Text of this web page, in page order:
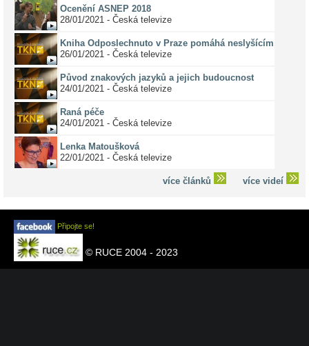
Ocenění ASNEP 2018
28/01/2021 - Česká televize
Kniha Odposlechnuto v Praze pomáhá neslyšícím
26/01/2021 - Česká televize
Původ znakových jazyků a jejich budoucnost
24/01/2021 - Česká televize
Raná péče
24/01/2021 - Česká televize
Lenka Matoušková
22/01/2021 - Česká televize
více článků více videí
Připojte se!
© RUCE 2004 - 2023